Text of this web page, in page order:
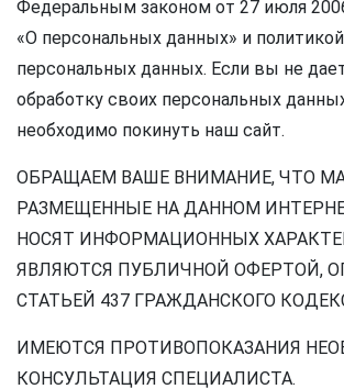
Федеральным законом от 27 июля
«О персональных данных» и
персональных данных. Если вы не
обработку своих персональных
необходимо покинуть наш сайт.
ОБРАЩАЕМ ВАШЕ ВНИМАНИЕ, ЧТО
РАЗМЕЩЕННЫЕ НА ДАННОМ
НОСЯТ ИНФОРМАЦИОННЫХ
ЯВЛЯЮТСЯ ПУБЛИЧНОЙ ОФЕРТОЙ,
СТАТЬЕЙ 437 ГРАЖДАНСКОГО
ИМЕЮТСЯ ПРОТИВОПОКАЗАНИЯ
КОНСУЛЬТАЦИЯ СПЕЦИАЛИСТА.